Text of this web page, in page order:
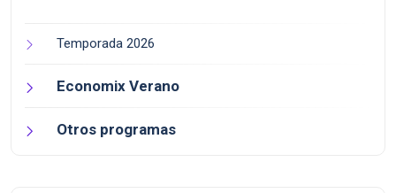
Temporada 2026
Economix Verano
Otros programas